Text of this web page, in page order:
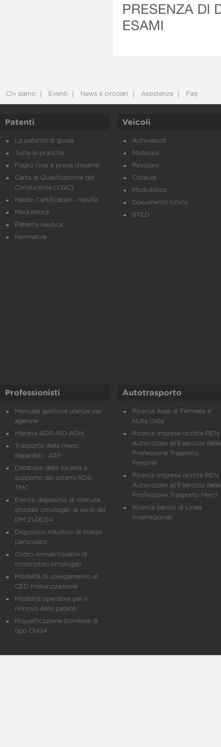
PRESENZA DI
ESAMI
Chi siamo Eventi News e circolari Assistenza Faq
Patenti
La patente di guida
Tutte le pratiche
Foglio rosa e prove d’esame
Carta di Qualificazione del
Conducente (CQC)
Medici Certificatori - Novità
Modulistica
Patente nautica
Normativa
Veicoli
Autoveicoli
Motocicli
Revisioni
Collaudi
Modulistica
Documento Unico
STED
Professionisti
Manuale gestione utenze per
agenzie
Materia ADR-RID-ADN
Trasporto delle merci
deperibili - ATP
Database delle località a
supporto dei sistemi RDS
TMC
Elenco dispositivi di ritenuta
stradale omologati ai sensi del
DM 21.06.04
Dispositivi riduzioni di massa
particolato
Codici immatricolativi di
ciclomotori omologati
Modalità di collegamento al
CED motorizzazione
Modalità operative per il
rinnovo delle patenti
Riqualificazione bombole di
tipo CNG4
Autotrasporto
Ricerca Aree di Fermata e
Nulla Osta
Ricerca Imprese Iscritte REN
Autorizzate all'Esercizio della
Professione Trasporto
Persone
Ricerca Imprese iscritte REN
Autorizzate all'Esercizio della
Professione Trasporto Merci
Ricerca Servizi di Linea
Interregionali